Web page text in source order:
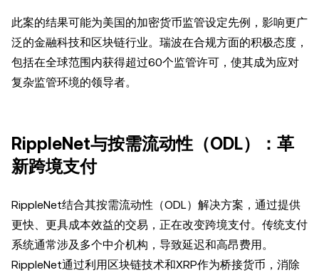
此案的结果可能为美国的加密货币监管设定先例，影响更广
泛的金融科技和区块链行业。瑞波在合规方面的积极态度，
包括在全球范围内获得超过60个监管许可，使其成为应对
复杂监管环境的领导者。
RippleNet与按需流动性（ODL）：革
新跨境支付
RippleNet结合其按需流动性（ODL）解决方案，通过提供
更快、更具成本效益的交易，正在改变跨境支付。传统支付
系统通常涉及多个中介机构，导致延迟和高昂费用。
RippleNet通过利用区块链技术和XRP作为桥接货币，消除